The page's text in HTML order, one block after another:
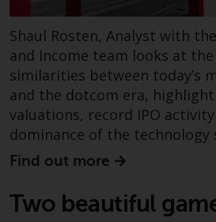
Der Vertreter der von
verwalteten Fonds in
ist FIRST
SERVICES LTD,
CH-8008 Zürich.
Redwheel verwalteten
der Schweiz ist die
8008 Zürich. Der
Verkaufsprospekt oder
Shaul Rosten, Analyst with
and Income team looks at
similarities between today’s
and the dotcom era,
valuations, record IPO
dominance of the technology
Find out more
Two beautiful